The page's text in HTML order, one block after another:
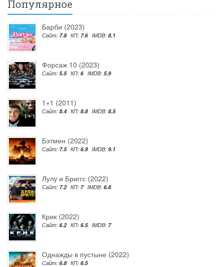
Популярное
Барби (2023)
Сайт: 7.8 КП: 7.6 IMDB: 8.1
Форсаж 10 (2023)
Сайт: 5.5 КП: 6 IMDB: 5.9
1+1 (2011)
Сайт: 8.4 КП: 8.8 IMDB: 8.5
Бэтмен (2022)
Сайт: 7.5 КП: 6.9 IMDB: 9.1
Лулу и Бриггс (2022)
Сайт: 7.2 КП: 7 IMDB: 6.8
Крик (2022)
Сайт: 6.2 КП: 6.5 IMDB: 7
Однажды в пустыне (2022)
Сайт: 6.8 КП: 6.5